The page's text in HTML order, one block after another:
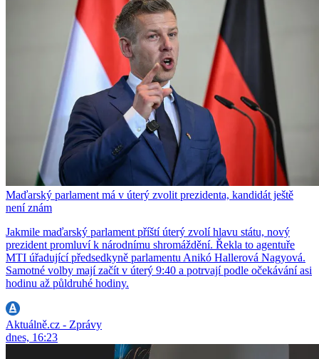
Maďarský parlament má v úterý zvolit prezidenta, kandidát ještě
není znám
Jakmile maďarský parlament příští úterý zvolí hlavu státu, nový
prezident promluví k národnímu shromáždění. Řekla to agentuře
MTI úřadující předsedkyně parlamentu Anikó Hallerová Nagyová.
Samotné volby mají začít v úterý 9:40 a potrvají podle očekávání asi
hodinu až půldruhé hodiny.
Aktuálně.cz - Zprávy
dnes, 16:23